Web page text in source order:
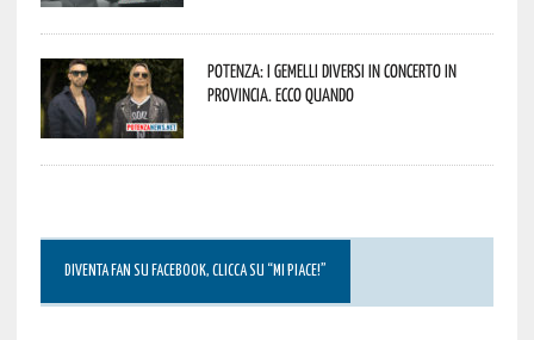
Potenza: i Gemelli DiVersi in concerto in
provincia. Ecco quando
DIVENTA FAN SU FACEBOOK, CLICCA SU “MI PIACE!”